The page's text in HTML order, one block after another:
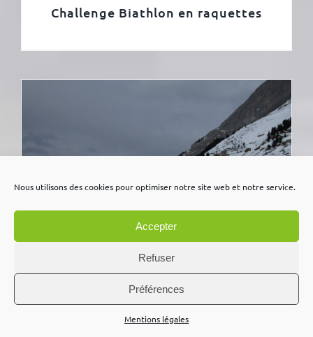
Nous utilisons des cookies pour optimiser notre site web et notre service.
Accepter
Refuser
Préférences
Mentions légales
Challenge Biathlon en raquettes